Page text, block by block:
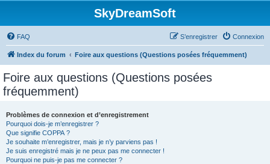
SkyDreamSoft
FAQ Connexion
S’enregistrer
Index du forum Foire aux questions (Questions posées fréquemment)
Foire aux questions (Questions posées
fréquemment)
Problèmes de connexion et d’enregistrement
Pourquoi dois-je m’enregistrer ?
Que signifie COPPA ?
Je souhaite m’enregistrer, mais je n’y parviens pas !
Je suis enregistré mais je ne peux pas me connecter !
Pourquoi ne puis-je pas me connecter ?